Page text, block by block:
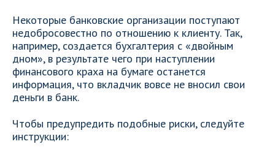
Некоторые банковские организации поступают
недобросовестно по отношению к клиенту. Так,
например, создается бухгалтерия с «двойным
дном», в результате чего при наступлении
финансового краха на бумаге останется
информация, что вкладчик вовсе не вносил свои
деньги в банк.
Чтобы предупредить подобные риски, следуйте
инструкции: